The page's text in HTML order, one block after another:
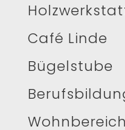
Café Linde
Bügelstube